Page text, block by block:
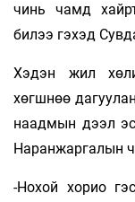
чинь чамд
билээ гэхэд
Хэдэн жил
хөгшнөө
наадмын дээл
Наранжаргалын
-Нохой хорио